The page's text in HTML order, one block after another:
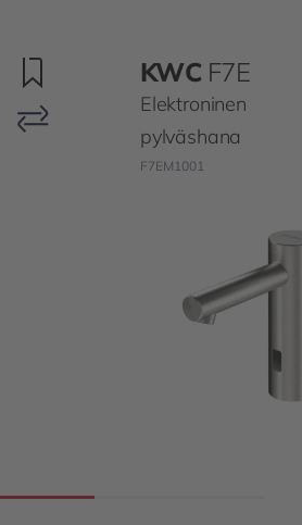
KWC F7E
Elektroninen
pylväshana
F7EM1001